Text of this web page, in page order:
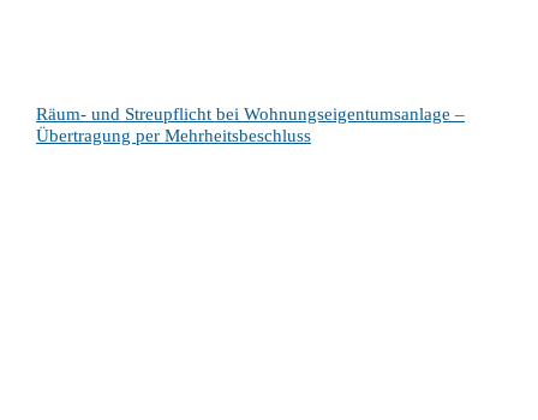
Räum- und Streupflicht bei Wohnungseigentumsanlage –
Übertragung per Mehrheitsbeschluss